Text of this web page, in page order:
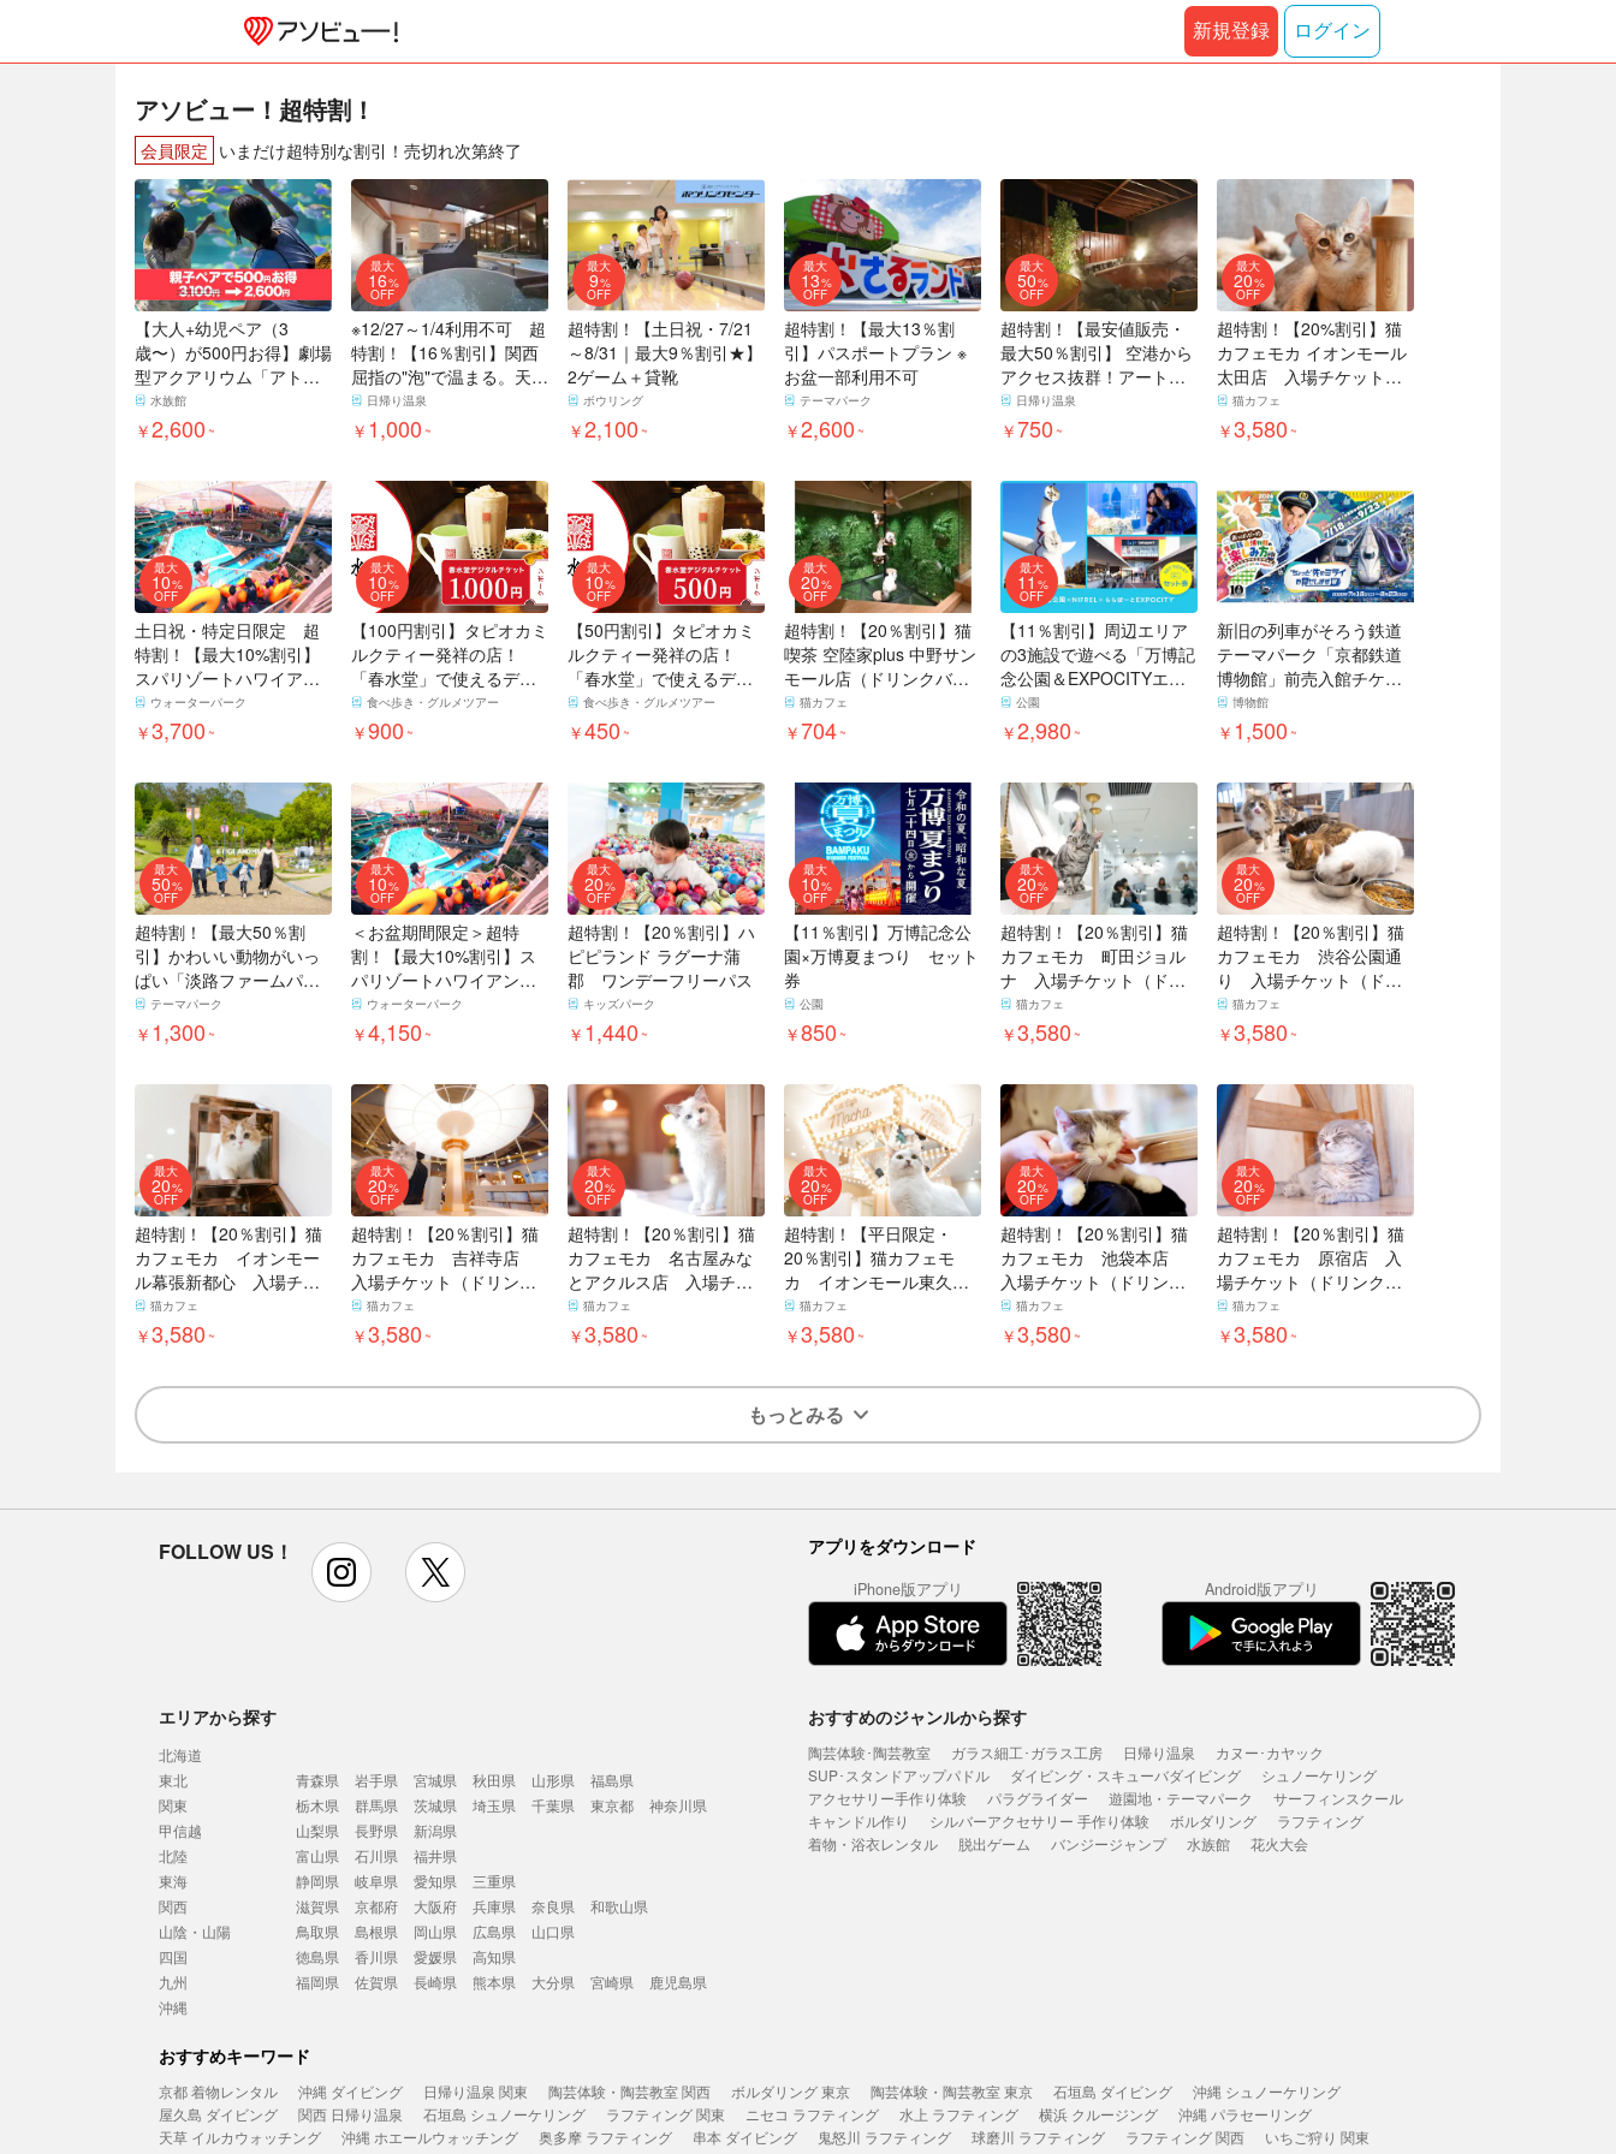
新規登録 ログイン
アソビュー！超特割！
会員限定 いまだけ超特別な割引！売切れ次第終了
【大人+幼児ペア（3
歳〜）が500円お得】劇場
型アクアリウム「アトア
átoa」入場券 ※2025/11/4
～
水族館
￥2,600 ~
最大
16%
OFF
※12/27～1/4利用不可 超
特割！【16％割引】関西
屈指の"泡"で温まる。天然
温泉 ふくろうの湯 入
浴券
日帰り温泉
￥ 1,000 ~
最大
9%
OFF
超特割！【土日祝・7/21
～8/31｜最大9％割引★】
2ゲーム＋貸靴
ボウリング
￥2,100 ~
最大
13%
OFF
超特割！【最大13％割
引】パスポートプラン ※
お盆一部利用不可
テーマパーク
￥2,600 ~
最大
50%
OFF
超特割！【最安値販売・
最大50％割引】 空港から
アクセス抜群！アートホ
テル成田 日帰り入浴チケ
ット
日帰り温泉
￥750 ~
最大
20%
OFF
超特割！【20%割引】猫
カフェモカ イオンモール
太田店 入場チケット
（ドリンクバー・猫のお
やつ）
猫カフェ
￥3,580 ~
最大
10%
OFF
土日祝・特定日限定 超
特割！【最大10%割引】
スパリゾートハワイアン
ズ 入場クーポン
ウォーターパーク
￥3,700 ~
最大
10%
OFF
【100円割引】タピオカミ
ルクティー発祥の店！
「春水堂」で使えるデジ
タルチケット1,000円分
食べ歩き・グルメツアー
￥900 ~
最大
10%
OFF
【50円割引】タピオカミ
ルクティー発祥の店！
「春水堂」で使えるデジ
タルチケット500円分
食べ歩き・グルメツアー
￥450 ~
最大
20%
OFF
超特割！【20％割引】猫
喫茶 空陸家plus 中野サン
モール店（ドリンクバ
ー・Wi-Fi・電源完備）
猫カフェ
￥704~
最大
11 %
OFF
【11％割引】周辺エリア
の3施設で遊べる「万博記
念公園＆EXPOCITYエン
タメセット券」
公園
￥2,980 ~
新旧の列車がそろう鉄道
テーマパーク「京都鉄道
博物館」前売入館チケッ
ト博物館
￥ 1,500 ~
最大
50%
OFF
超特割！【最大50％割
引】かわいい動物がいっ
ぱい「淡路ファームパー
ク イングランドの丘」入
園チケット
テーマパーク
￥ 1,300 ~
最大
10%
OFF
＜お盆期間限定＞超特
割！【最大10%割引】ス
パリゾートハワイアンズ
入場クーポン
ウォーターパーク
￥4,150 ~
最大
20%
OFF
超特割！【20％割引】ハ
ピピランド ラグーナ蒲
郡 ワンデーフリーパス
キッズパーク
￥ 1,440 ~
最大
10%
OFF
【11％割引】万博記念公
園×万博夏まつり セット
券
公園
￥850 ~
最大
20%
OFF
超特割！【20％割引】猫
カフェモカ 町田ジョル
ナ 入場チケット（ドリ
ンクバー・猫のおやつ）
猫カフェ
￥3,580 ~
最大
20%
OFF
超特割！【20％割引】猫
カフェモカ 渋谷公園通
り 入場チケット（ドリ
ンクバー・猫ちゃん用お
やつ）
猫カフェ
￥3,580 ~
最大
20%
OFF
超特割！【20％割引】猫
カフェモカ イオンモー
ル幕張新都心 入場チケ
ット（ドリンクバー・猫
ちゃん用おやつ）
猫カフェ
￥3,580 ~
最大
20%
OFF
超特割！【20％割引】猫
カフェモカ 吉祥寺店
入場チケット（ドリンク
バー・猫ちゃん用おや
つ）
猫カフェ
￥3,580 ~
最大
20%
OFF
超特割！【20％割引】猫
カフェモカ 名古屋みな
とアクルス店 入場チケ
ット（ドリンクバー・猫
のおやつ）
猫カフェ
￥3,580 ~
最大
20%
OFF
超特割！【平日限定・
20％割引】猫カフェモ
カ イオンモール東久留
米店 入場チケット（ド
リンクバー・猫のおや
つ）
猫カフェ
￥3,580 ~
最大
20%
OFF
超特割！【20％割引】猫
カフェモカ 池袋本店
入場チケット（ドリンク
バー・猫ちゃん用おや
つ）
猫カフェ
￥3,580 ~
最大
20%
OFF
超特割！【20％割引】猫
カフェモカ 原宿店 入
場チケット（ドリンクバ
ー・猫ちゃん用おやつ）
猫カフェ
￥3,580 ~
もっとみる
FOLLOW US！ instagram アプリをダウンロード
iPhone版アプリ Android版アプリ
エリアから探す
北海道
東北
青森県 岩手県 宮城県 秋田県 山形県
福島県
関東
栃木県 群馬県 茨城県 埼玉県 千葉県 東京都
神奈川県
甲信越
山梨県 長野県
新潟県
北陸
富山県 石川県
福井県
東海
静岡県 岐阜県 愛知県
三重県
関西
滋賀県 京都府 大阪府 兵庫県 奈良県
和歌山県
山陰・山陽
鳥取県 島根県 岡山県 広島県
山口県
四国
徳島県 香川県 愛媛県
高知県
九州
福岡県 佐賀県 長崎県 熊本県 大分県 宮崎県
鹿児島県
沖縄
おすすめのジャンルから探す
陶芸体験･陶芸教室 ガラス細工･ガラス工房 日帰り温泉
カヌー･カヤック
SUP･スタンドアップパドル
ダイビング・スキューバダイビング
シュノーケリング
アクセサリー手作り体験
パラグライダー 遊園地・テーマパーク
サーフィンスクール
キャンドル作り
シルバーアクセサリー 手作り体験 ボルダリング
ラフティング
着物・浴衣レンタル
脱出ゲーム バンジージャンプ 水族館 花火大会
おすすめキーワード
京都 着物レンタル 沖縄 ダイビング 日帰り温泉 関東 陶芸体験・陶芸教室 関西 ボルダリング 東京 陶芸体験・陶芸教室 東京 石垣島 ダイビング
沖縄 シュノーケリング
屋久島 ダイビング
関西 日帰り温泉 石垣島 シュノーケリング ラフティング 関東 ニセコ ラフティング 水上 ラフティング 横浜 クルージング
沖縄 パラセーリング
天草 イルカウォッチング
沖縄 ホエールウォッチング 奥多摩 ラフティング 串本 ダイビング 鬼怒川 ラフティング 球磨川 ラフティング ラフティング 関西
いちご狩り 関東